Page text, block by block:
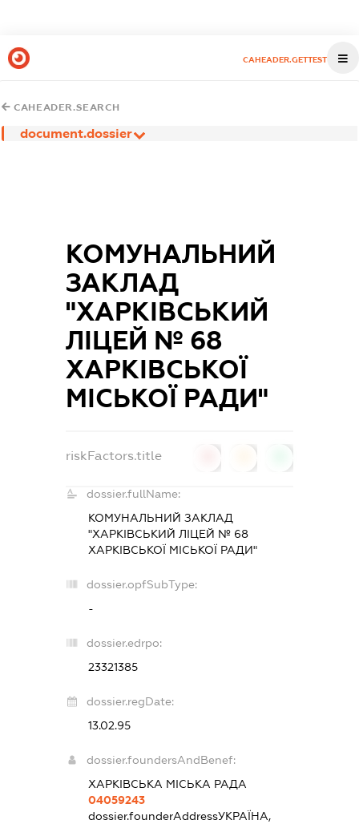
CAHEADER.GETTEST
CAHEADER.SEARCH
document.dossier
КОМУНАЛЬНИЙ
ЗАКЛАД
"ХАРКІВСЬКИЙ
ЛІЦЕЙ № 68
ХАРКІВСЬКОЇ
МІСЬКОЇ РАДИ"
riskFactors.title
dossier.fullName:
КОМУНАЛЬНИЙ ЗАКЛАД
"ХАРКІВСЬКИЙ ЛІЦЕЙ № 68
ХАРКІВСЬКОЇ МІСЬКОЇ РАДИ"
dossier.opfSubType:
-
dossier.edrpo:
23321385
dossier.regDate:
13.02.95
dossier.foundersAndBenef:
ХАРКІВСЬКА МІСЬКА РАДА
04059243
dossier.founderAddressУКРАЇНА,